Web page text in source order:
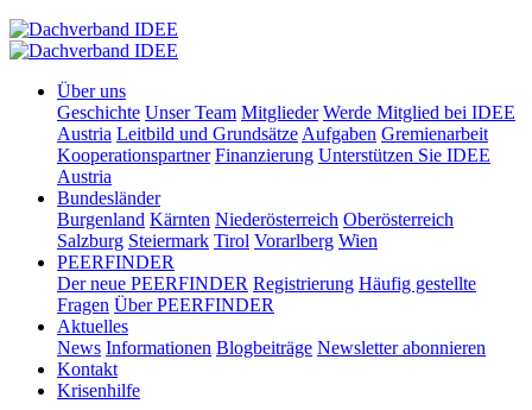
Über uns
Geschichte Unser Team Mitglieder Werde Mitglied bei IDEE
Austria Leitbild und Grundsätze Aufgaben Gremienarbeit
Kooperationspartner Finanzierung Unterstützen Sie IDEE
Austria
Bundesländer
Burgenland Kärnten Niederösterreich Oberösterreich
Salzburg Steiermark Tirol Vorarlberg Wien
PEERFINDER
Der neue PEERFINDER Registrierung Häufig gestellte
Fragen Über PEERFINDER
Aktuelles
News Informationen Blogbeiträge Newsletter abonnieren
Kontakt
Krisenhilfe